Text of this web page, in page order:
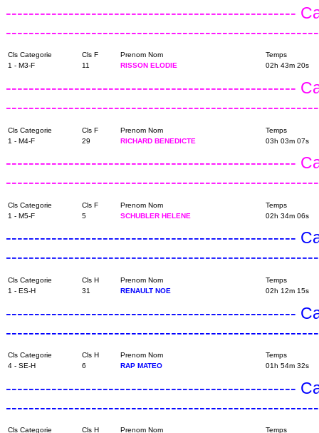
---------------------------------------------------
Cls Categorie Cls F Prenom Nom
Temps
1 - M3-F
11 RISSON ELODIE 02h 43m 20s
---------------------------------------------------
Cls Categorie Cls F Prenom Nom
Temps
1 - M4-F
29 RICHARD BENEDICTE 03h 03m 07s
---------------------------------------------------
Cls Categorie Cls F Prenom Nom
Temps
1 - M5-F
5 SCHUBLER HELENE 02h 34m 06s
---------------------------------------------------
Cls Categorie Cls H Prenom Nom
Temps
1 - ES-H
31 RENAULT NOE 02h 12m 15s
---------------------------------------------------
Cls Categorie Cls H Prenom Nom
Temps
4 - SE-H
6 RAP MATEO 01h 54m 32s
---------------------------------------------------
Cls Categorie Cls H Prenom Nom
Temps